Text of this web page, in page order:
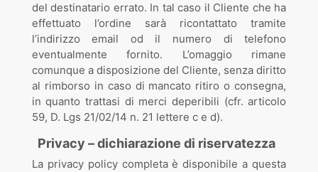
del destinatario errato. In tal caso il Cliente che ha
effettuato l’ordine sarà ricontattato tramite
l’indirizzo email od il numero di telefono
eventualmente fornito. L’omaggio rimane
comunque a disposizione del Cliente, senza diritto
al rimborso in caso di mancato ritiro o consegna,
in quanto trattasi di merci deperibili (cfr. articolo
59, D. Lgs 21/02/14 n. 21 lettere c e d).
Privacy – dichiarazione di riservatezza
La privacy policy completa è disponibile a questa